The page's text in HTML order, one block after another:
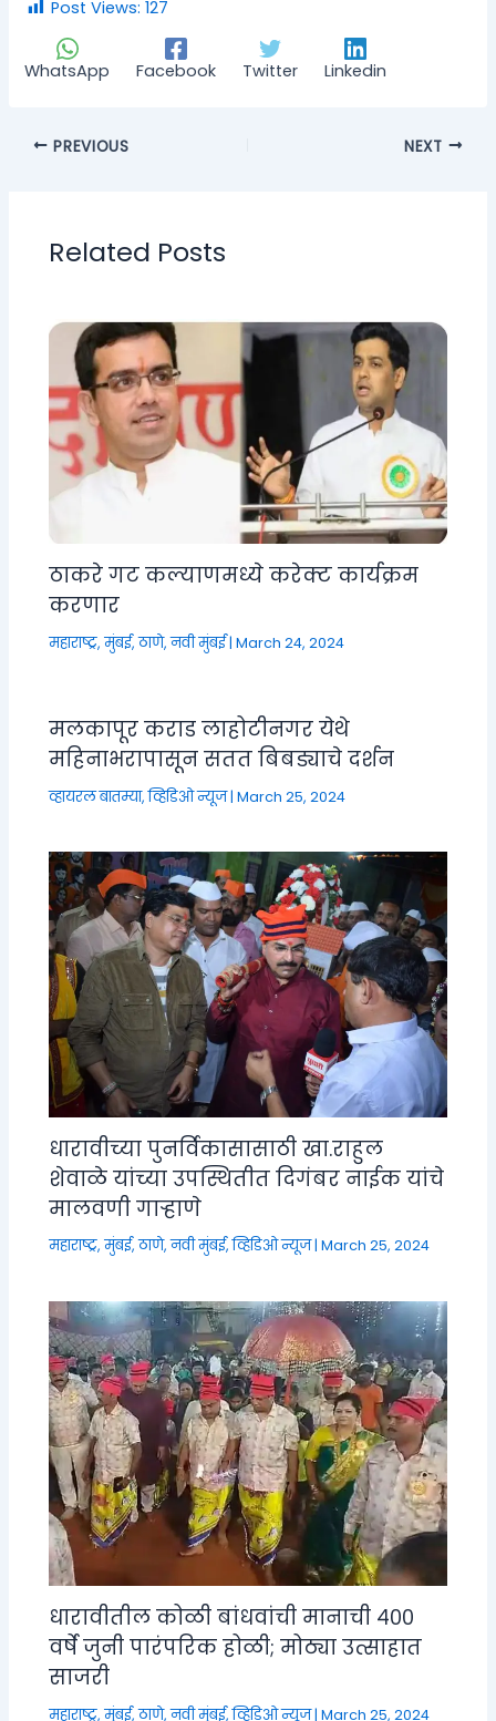
Post Views: 127
WhatsApp Facebook Twitter Linkedin
PREVIOUS NEXT
Related Posts
ठाकरे गट कल्याणमध्ये करेक्ट कार्यक्रम
करणार
महाराष्ट्र,मुंबई, ठाणे, नवी मुंबई|March 24, 2024
मलकापूर कराड लाहोटीनगर येथे
महिनाभरापासून सतत बिबड्याचे दर्शन
व्हायरल बातम्या,व्हिडिओ न्यूज|March 25, 2024
धारावीच्या पुनर्विकासासाठी खा.राहुल
शेवाळे यांच्या उपस्थितीत दिगंबर नाईक यांचे
मालवणी गाऱ्हाणे
महाराष्ट्र,मुंबई, ठाणे, नवी मुंबई,व्हिडिओ न्यूज|March 25, 2024
धारावीतील कोळी बांधवांची मानाची ४००
वर्षे जुनी पारंपरिक होळी; मोठ्या उत्साहात
साजरी
महाराष्ट्र,मुंबई, ठाणे, नवी मुंबई,व्हिडिओ न्यूज|March 25, 2024